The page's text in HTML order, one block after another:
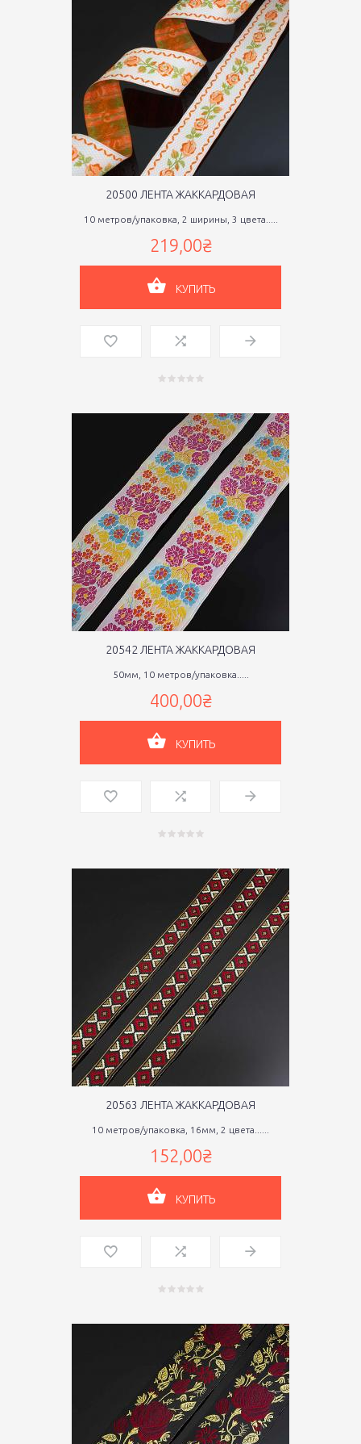
20500 ЛЕНТА ЖАККАРДОВАЯ
10 метров/упаковка, 2 ширины, 3 цвета.....
219,00₴
КУПИТЬ
20542 ЛЕНТА ЖАККАРДОВАЯ
50мм, 10 метров/упаковка.....
400,00₴
КУПИТЬ
20563 ЛЕНТА ЖАККАРДОВАЯ
10 метров/упаковка, 16мм, 2 цвета......
152,00₴
КУПИТЬ